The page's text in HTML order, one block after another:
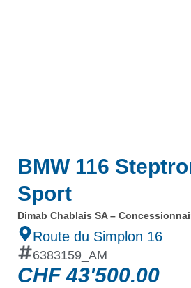
BMW 116
Sport
Dimab Chablais SA –
Route du Simplon 16
6383159_AM
CHF43'500.00